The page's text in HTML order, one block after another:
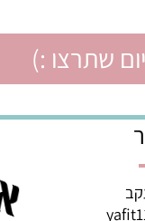
הוא להיכנס
שתרצו :)